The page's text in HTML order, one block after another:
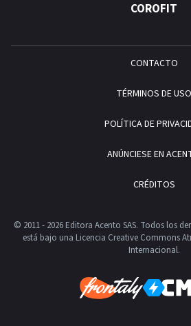
COROFIT
CONTACTO
TÉRMINOS DE USO
POLÍTICA DE
ANÚNCIESE EN
CRÉDITOS
© 2011 - 2026 Editora Acento SAS. Todos los
está bajo una Licencia Creative Commons
Internacional.